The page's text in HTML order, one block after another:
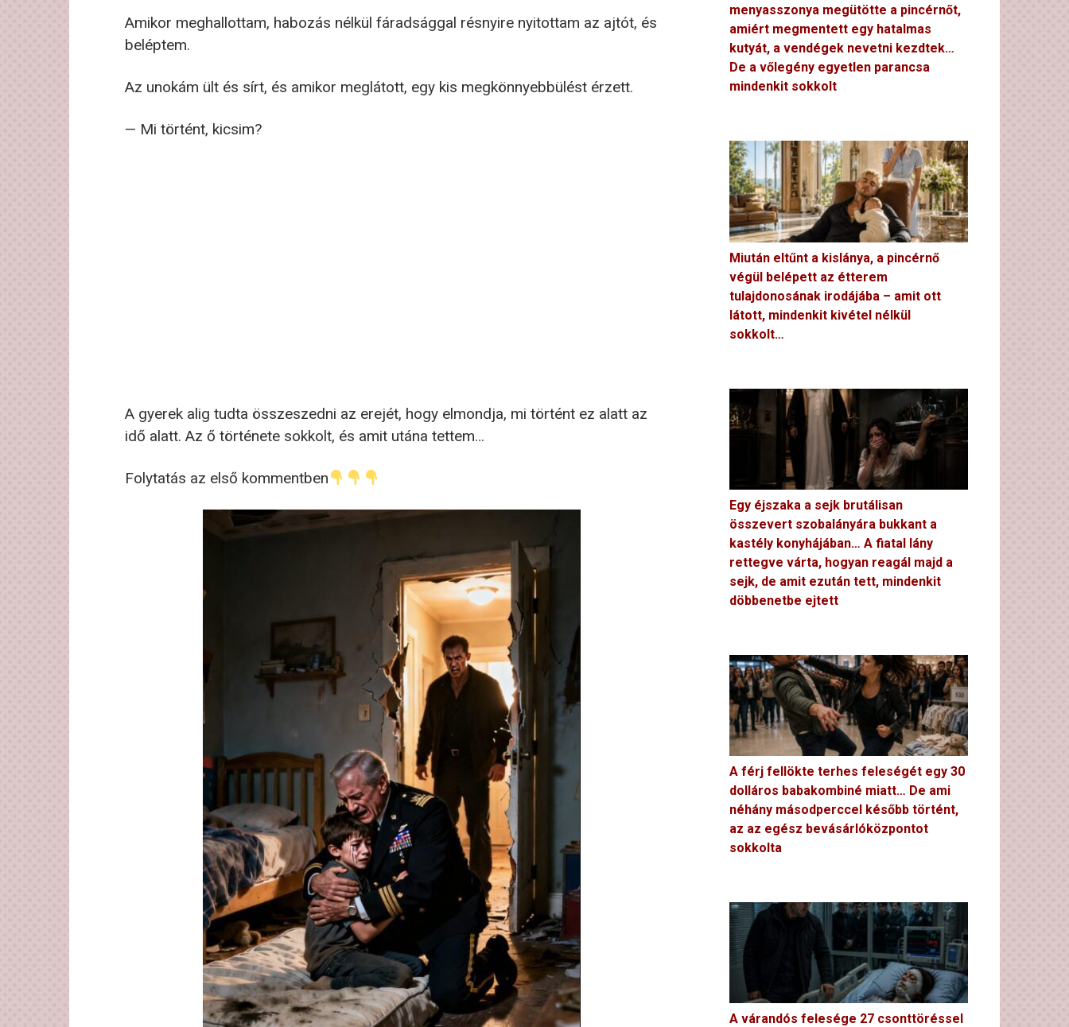
Amikor meghallottam, habozás nélkül fáradsággal résnyire nyitottam az ajtót, és
beléptem.
Az unokám ült és sírt, és amikor meglátott, egy kis megkönnyebbülést érzett.
— Mi történt, kicsim?
A gyerek alig tudta összeszedni az erejét, hogy elmondja, mi történt ez alatt az
idő alatt. Az ő története sokkolt, és amit utána tettem…
Folytatás az első kommentben
menyasszonya megütötte a pincérnőt,
amiért megmentett egy hatalmas
kutyát, a vendégek nevetni kezdtek…
De a vőlegény egyetlen parancsa
mindenkit sokkolt
Miután eltűnt a kislánya, a pincérnő
végül belépett az étterem
tulajdonosának irodájába – amit ott
látott, mindenkit kivétel nélkül
sokkolt…
Egy éjszaka a sejk brutálisan
összevert szobalányára bukkant a
kastély konyhájában… A fiatal lány
rettegve várta, hogyan reagál majd a
sejk, de amit ezután tett, mindenkit
döbbenetbe ejtett
A férj fellökte terhes feleségét egy 30
dolláros babakombiné miatt… De ami
néhány másodperccel később történt,
az az egész bevásárlóközpontot
sokkolta
A várandós felesége 27 csonttöréssel